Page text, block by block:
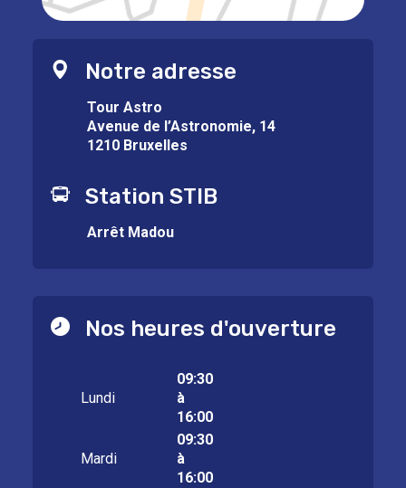
Notre adresse
Tour Astro
Avenue de l’Astronomie, 14
1210 Bruxelles
Station STIB
Arrêt Madou
Nos heures d'ouverture
Lundi
09:30
à
16:00
Mardi
09:30
à
16:00